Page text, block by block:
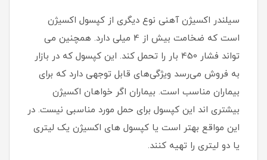
سیلندر اکسیژن آهنی نوع دیگری از کپسول اکسیژن
است که ضخامت بیش از 4 میلی دارد. همچنین می
تواند فشار 450 بار را تحمل کند. این کپسول که در بازار
به فروش می‌رسد ویژگی‌های قابل توجهی دارد که برای
بیماران مناسب است. بیماران اگر خواهان اکسیژن
بیشتری اند این کپسول برای حمل مورد مناسبی نیست. در
این مواقع بهتر است یا کپسول های اکسیژن یک لیتری
یا دو لیتری را تهیه کنند.